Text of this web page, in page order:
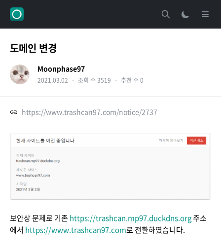
도메인 변경
Moonphase97
2021.03.02 ・ 조회 수 3519 ・ 추천 수 0
https://www.trashcan97.com/notice/2737
보안상 문제로 기존 https://trashcan.mp97.duckdns.org주소
에서 https://www.trashcan97.com로 전환하였습니다.